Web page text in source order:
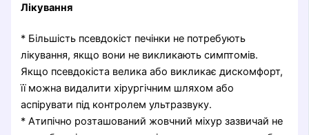
Лікування
* Більшість псевдокіст печінки не потребують
лікування, якщо вони не викликають симптомів.
Якщо псевдокіста велика або викликає дискомфорт,
її можна видалити хірургічним шляхом або
аспірувати під контролем ультразвуку.
* Атипічно розташований жовчний міхур зазвичай не